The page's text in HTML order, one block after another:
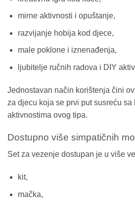
mirne aktivnosti i opuštanje,
razvijanje hobija kod djece,
male poklone i iznenađenja,
ljubitelje ručnih radova i DIY
Jednostavan način korištenja čini
za djecu koja se prvi put susreću sa
aktivnostima ovog tipa.
Dostupno više simpatičnih
Set za vezenje dostupan je u više
kit,
mačka,